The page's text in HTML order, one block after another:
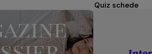
Quiz schede